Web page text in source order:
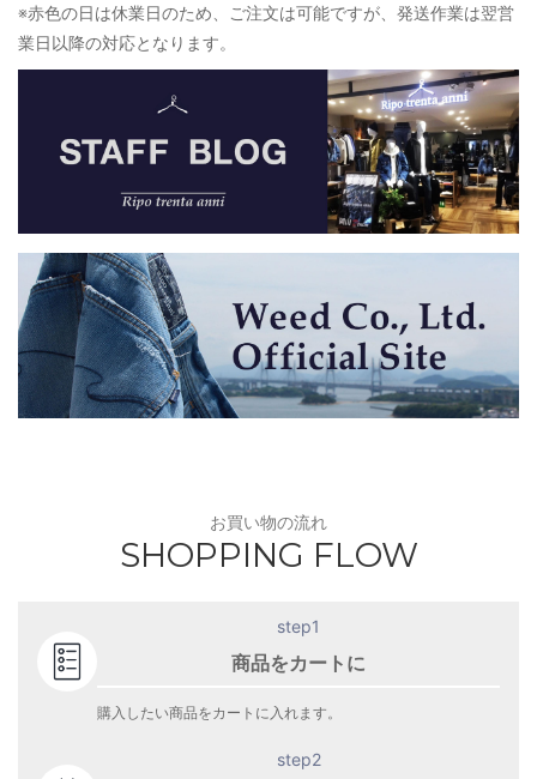
※赤色の日は休業日のため、ご注文は可能ですが、発送作業は翌営
業日以降の対応となります。
お買い物の流れ
SHOPPING FLOW
step1
商品をカートに
購入したい商品をカートに入れます。
step2